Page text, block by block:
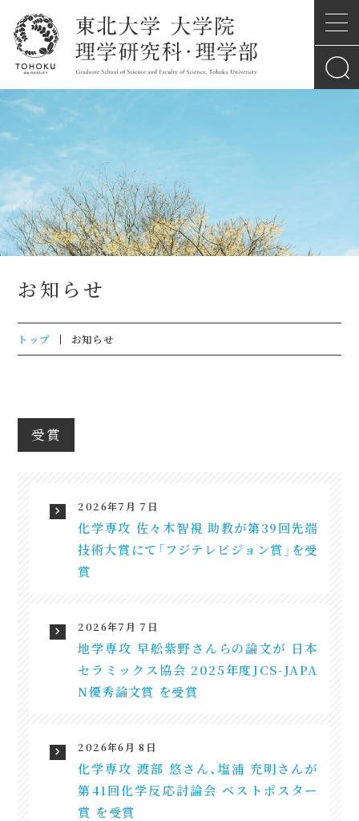
お知らせ
トップ お知らせ
受賞
2026年7月 7日
化学専攻 佐々木智視 助教が第39回先端
技術大賞にて「フジテレビジョン賞」を受
賞
2026年7月 7日
地学専攻 早舩紫野さんらの論文が 日本
セラミックス協会 2025年度JCS-JAPA
N優秀論文賞 を受賞
2026年6月 8日
化学専攻 渡部 悠さん、塩浦 充明さんが
第41回化学反応討論会 ベストポスター
賞 を受賞